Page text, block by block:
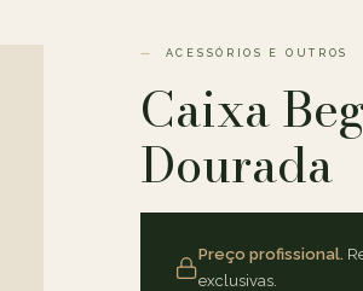
ACESSÓRIOS E OUTROS
Caixa
Dourada
Preço profissional.
exclusivas.